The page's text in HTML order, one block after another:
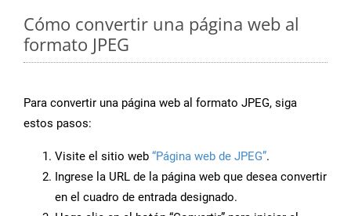
Cómo convertir una página web al
formato JPEG
Para convertir una página web al formato JPEG, siga
estos pasos:
Visite el sitio web “Página web de JPEG”.
Ingrese la URL de la página web que desea convertir
en el cuadro de entrada designado.